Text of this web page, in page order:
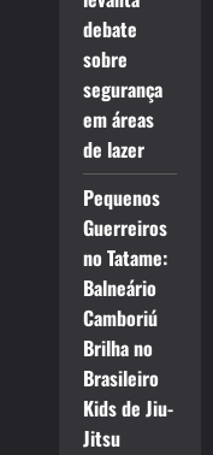
debate
sobre
segurança
em áreas
de lazer
Pequenos
Guerreiros
no Tatame:
Balneário
Camboriú
Brilha no
Brasileiro
Kids de Jiu-
Jitsu